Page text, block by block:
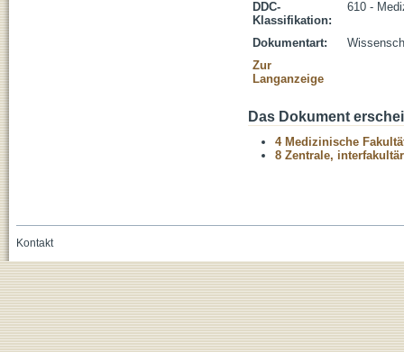
DDC-
Klassifikation:
610 -
Dokumentart:
Zur
Langanzeige
Das Dokument
4 Medizinische
8 Zentrale,
Kontakt